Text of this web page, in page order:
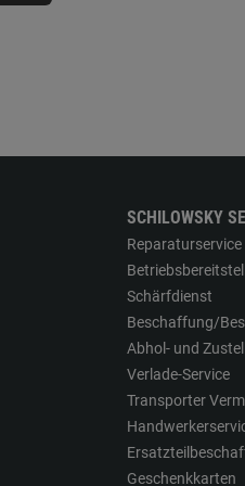
SCHILOWSKY
Reparaturservice
Schärfdienst
Beschaffung/
Abhol- und
Verlade-Service
Transporter
Geschenkkarten